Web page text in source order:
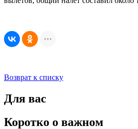
Возврат к списку
Для вас
Коротко о важном